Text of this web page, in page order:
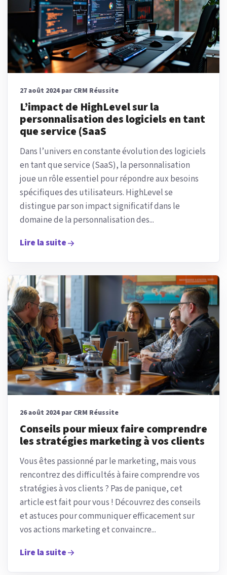
27 août 2024 par CRM Réussite
L’impact de HighLevel sur la
personnalisation des logiciels en tant
que service (SaaS
Dans l’univers en constante évolution des logiciels
en tant que service (SaaS), la personnalisation
joue un rôle essentiel pour répondre aux besoins
spécifiques des utilisateurs. HighLevel se
distingue par son impact significatif dans le
domaine de la personnalisation des...
Lire la suite
26 août 2024 par CRM Réussite
Conseils pour mieux faire comprendre
les stratégies marketing à vos clients
Vous êtes passionné par le marketing, mais vous
rencontrez des difficultés à faire comprendre vos
stratégies à vos clients ? Pas de panique, cet
article est fait pour vous ! Découvrez des conseils
et astuces pour communiquer efficacement sur
vos actions marketing et convaincre...
Lire la suite